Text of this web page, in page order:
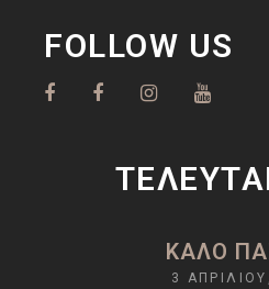
FOLLOW US
ΚΑΛΌ
3